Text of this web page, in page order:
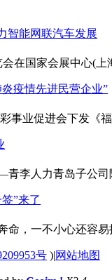
在国家会展中心(上
业促进会下发《
李人力青岛子公司
，一不小心还容易
号 )|网站地图